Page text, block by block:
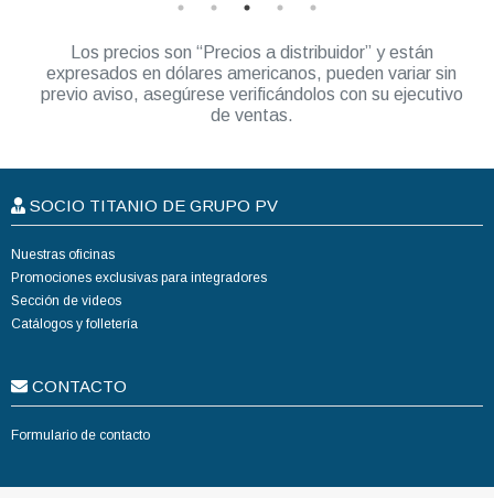
Los precios son “Precios a distribuidor” y están
expresados en dólares americanos, pueden variar sin
previo aviso, asegúrese verificándolos con su ejecutivo
de ventas.
SOCIO TITANIO DE GRUPO PV
Nuestras oficinas
Promociones exclusivas para integradores
Sección de videos
Catálogos y folletería
CONTACTO
Formulario de contacto